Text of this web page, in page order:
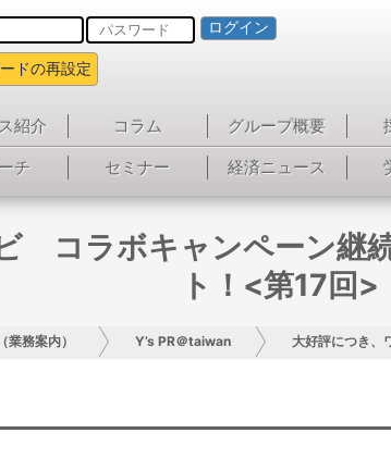
ログイン
ドの再設定
紹介 コラム グループ概要
チ セミナー 経済ニュース
コラボキャンペーン継
ト！<第17回>
業務案内） Y’s PR＠taiwan 大好評につき、